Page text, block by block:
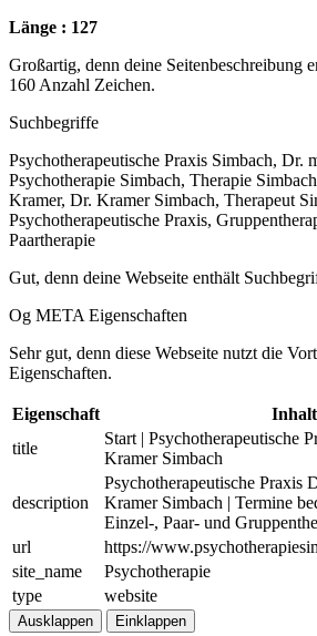
Länge : 127
Großartig, denn deine Seitenbeschreibung
160 Anzahl Zeichen.
Suchbegriffe
Psychotherapeutische Praxis Simbach, Dr.
Psychotherapie Simbach, Therapie
Kramer, Dr. Kramer Simbach, Therapeut
Psychotherapeutische Praxis,
Paartherapie
Gut, denn deine Webseite enthält
Og META Eigenschaften
Sehr gut, denn diese Webseite nutzt die
Eigenschaften.
Eigenschaft
Inhalt
title
Start | Psychotherapeutische
Kramer Simbach
description
Psychotherapeutische Praxis
Kramer Simbach | Termine
Einzel-, Paar- und
url
https://
site_name
Psychotherapie
type
website
Ausklappen Einklappen